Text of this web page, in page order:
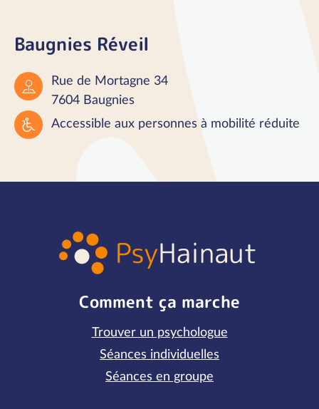
Baugnies Réveil
Rue de Mortagne 34
7604 Baugnies
Accessible aux personnes à mobilité réduite
Comment ça marche
Trouver un psychologue
Séances individuelles
Séances en groupe